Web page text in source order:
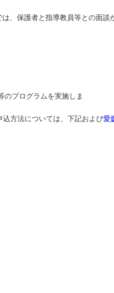
保護者と指導教員等との面
（木）～
のプログラムを実施しま
方法については、下記および愛
必要